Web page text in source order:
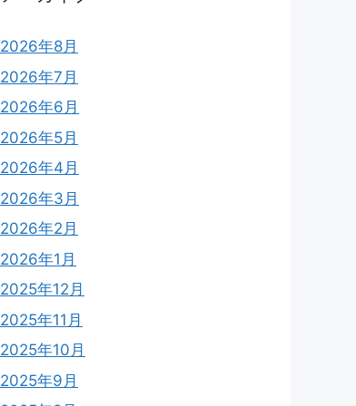
2026年8月
2026年7月
2026年6月
2026年5月
2026年4月
2026年3月
2026年2月
2026年1月
2025年12月
2025年11月
2025年10月
2025年9月